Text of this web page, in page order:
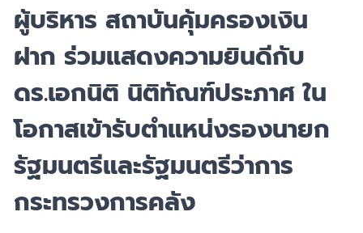
ผู้บริหาร สถาบันคุ้มครองเงิน
ฝาก ร่วมแสดงความยินดีกับ
ดร.เอกนิติ นิติทัณฑ์ประภาศ ใน
โอกาสเข้ารับตำแหน่งรองนายก
รัฐมนตรีและรัฐมนตรีว่าการ
กระทรวงการคลัง